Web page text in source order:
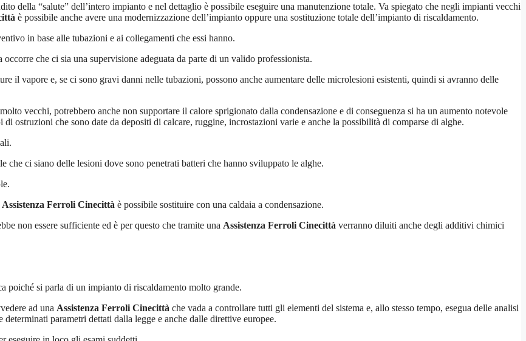
della “salute” dell’intero impianto e nel dettaglio è possibile eseguire una manutenzione totale. Va spiegato che negli impianti vecchi
è possibile anche avere una modernizzazione dell’impianto oppure una sostituzione totale dell’impianto di riscaldamento.
in base alle tubazioni e ai collegamenti che essi hanno.
che ci sia una supervisione adeguata da parte di un valido professionista.
il vapore e, se ci sono gravi danni nelle tubazioni, possono anche aumentare delle microlesioni esistenti, quindi si avranno delle
vecchi, potrebbero anche non supportare il calore sprigionato dalla condensazione e di conseguenza si ha un aumento notevole
ostruzioni che sono date da depositi di calcare, ruggine, incrostazioni varie e anche la possibilità di comparse di alghe.
che ci siano delle lesioni dove sono penetrati batteri che hanno sviluppato le alghe.
Assistenza Ferroli Cinecittà è possibile sostituire con una caldaia a condensazione.
non essere sufficiente ed è per questo che tramite una Assistenza Ferroli Cinecittà verranno diluiti anche degli additivi chimici
si parla di un impianto di riscaldamento molto grande.
ad una Assistenza Ferroli Cinecittà che vada a controllare tutti gli elementi del sistema e, allo stesso tempo, esegua delle analisi
parametri dettati dalla legge e anche dalle direttive europee.